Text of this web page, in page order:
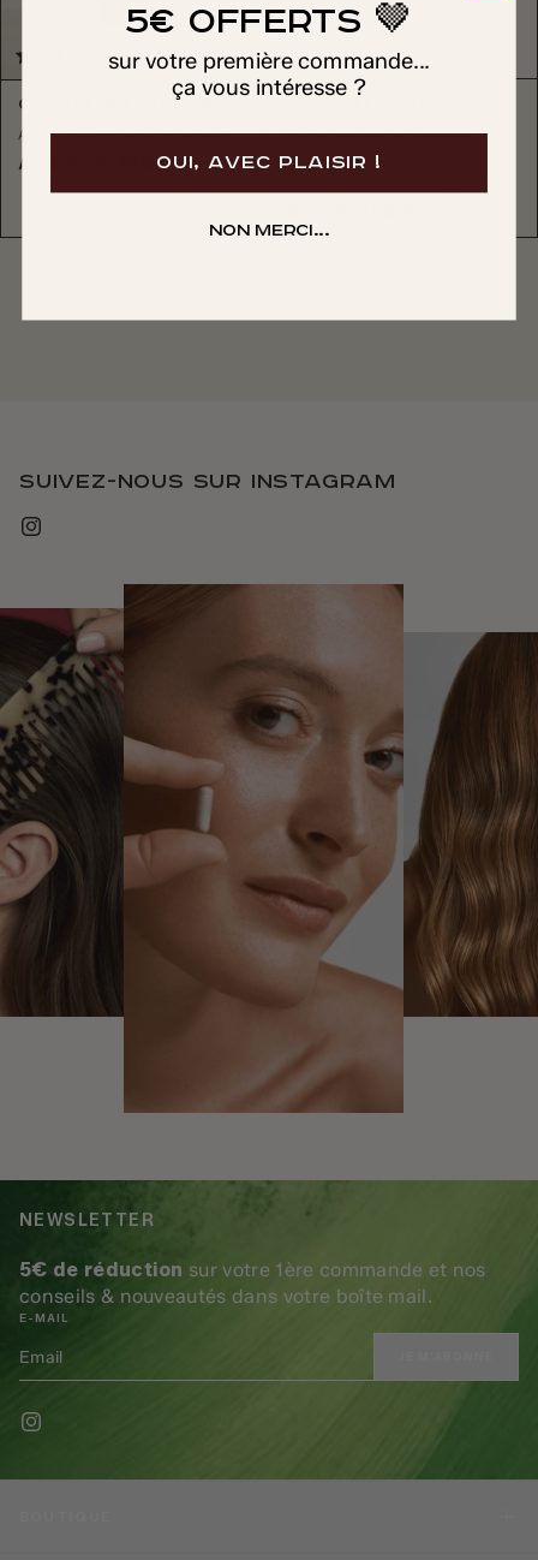
Anti-chute* Densité* Pousse*
À partir de 45€
Vous hésitez sur le bon
cadeau à offrir ? Soyez
Suivez-nous sur instagram
NEWSLETTER
5€ de réduction sur votre 1ère commande et nos
conseils & nouveautés dans votre boîte mail.
E-MAIL
5€ OFFERTS 🤎
sur votre première commande...
ça vous intéresse ?
OUI, AVEC PLAISIR !
Non merci...